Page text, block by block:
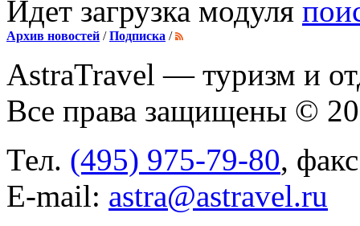
Идет загрузка модуля
Архив новостей /Подписка /
AstraTravel — туризм и
Все права защищены ©
Тел. (495) 975-79-80,
E-mail: astra@astravel.ru